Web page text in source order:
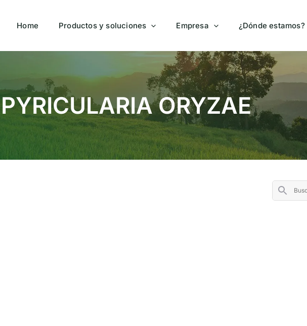
Home Productos y soluciones Empresa ¿Dónde estamos?
PYRICULARIA ORYZAE